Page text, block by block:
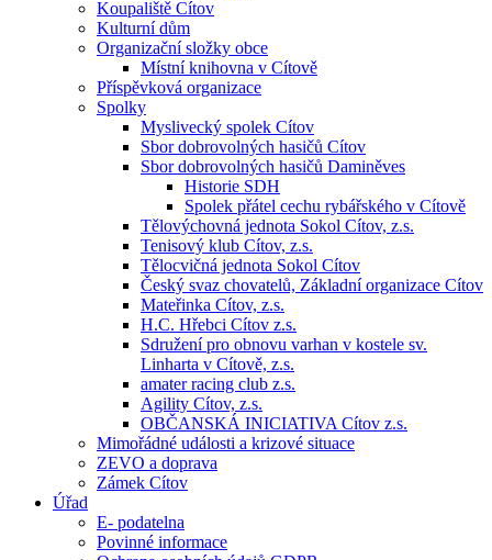
Koupaliště Cítov
Kulturní dům
Organizační složky obce
Místní knihovna v Cítově
Příspěvková organizace
Spolky
Myslivecký spolek Cítov
Sbor dobrovolných hasičů Cítov
Sbor dobrovolných hasičů Daminěves
Historie SDH
Spolek přátel cechu rybářského v Cítově
Tělovýchovná jednota Sokol Cítov, z.s.
Tenisový klub Cítov, z.s.
Tělocvičná jednota Sokol Cítov
Český svaz chovatelů, Základní organizace Cítov
Mateřinka Cítov, z.s.
H.C. Hřebci Cítov z.s.
Sdružení pro obnovu varhan v kostele sv.
Linharta v Cítově, z.s.
amater racing club z.s.
Agility Cítov, z.s.
OBČANSKÁ INICIATIVA Cítov z.s.
Mimořádné události a krizové situace
ZEVO a doprava
Zámek Cítov
Úřad
E- podatelna
Povinné informace